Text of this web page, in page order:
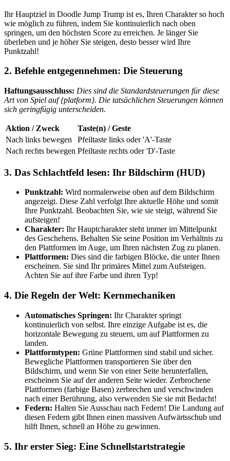
Ihr Hauptziel in Doodle Jump Trump ist es, Ihren Charakter so hoch
wie möglich zu führen, indem Sie kontinuierlich nach oben
springen, um den höchsten Score zu erreichen. Je länger Sie
überleben und je höher Sie steigen, desto besser wird Ihre
Punktzahl!
2. Befehle entgegennehmen: Die Steuerung
Haftungsausschluss: Dies sind die Standardsteuerungen für diese
Art von Spiel auf {platform}. Die tatsächlichen Steuerungen können
sich geringfügig unterscheiden.
Aktion / Zweck
Taste(n) / Geste
Nach links bewegen
Pfeiltaste links oder 'A'-Taste
Nach rechts bewegen Pfeiltaste rechts oder 'D'-Taste
3. Das Schlachtfeld lesen: Ihr Bildschirm (HUD)
Punktzahl: Wird normalerweise oben auf dem Bildschirm
angezeigt. Diese Zahl verfolgt Ihre aktuelle Höhe und somit
Ihre Punktzahl. Beobachten Sie, wie sie steigt, während Sie
aufsteigen!
Charakter: Ihr Hauptcharakter steht immer im Mittelpunkt
des Geschehens. Behalten Sie seine Position im Verhältnis zu
den Plattformen im Auge, um Ihren nächsten Zug zu planen.
Plattformen: Dies sind die farbigen Blöcke, die unter Ihnen
erscheinen. Sie sind Ihr primäres Mittel zum Aufsteigen.
Achten Sie auf ihre Farbe und ihren Typ!
4. Die Regeln der Welt: Kernmechaniken
Automatisches Springen: Ihr Charakter springt
kontinuierlich von selbst. Ihre einzige Aufgabe ist es, die
horizontale Bewegung zu steuern, um auf Plattformen zu
landen.
Plattformtypen: Grüne Plattformen sind stabil und sicher.
Bewegliche Plattformen transportieren Sie über den
Bildschirm, und wenn Sie von einer Seite herunterfallen,
erscheinen Sie auf der anderen Seite wieder. Zerbrochene
Plattformen (farbige Basen) zerbrechen und verschwinden
nach einer Berührung, also verwenden Sie sie mit Bedacht!
Federn: Halten Sie Ausschau nach Federn! Die Landung auf
diesen Federn gibt Ihnen einen massiven Aufwärtsschub und
hilft Ihnen, schnell an Höhe zu gewinnen.
5. Ihr erster Sieg: Eine Schnellstartstrategie